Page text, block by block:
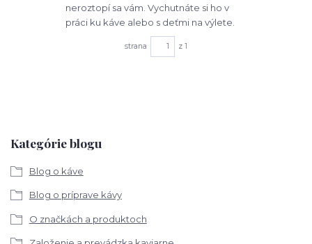
Kategórie blogu
Blog o káve
Blog o príprave kávy
O značkách a produktoch
neroztopí sa vám. Vychutnáte si ho v
práci ku káve alebo s deťmi na výlete.
strana z 1